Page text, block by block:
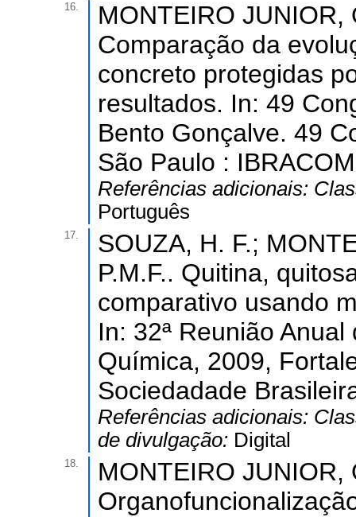
16.
MONTEIRO JUNIOR,
Comparação da
concreto protegidas
resultados. In: 49
Bento Gonçalve. 49
São Paulo :
Referências adicionais:
Português
17.
SOUZA, H. F.;
P.M.F.. Quitina,
comparativo usando
In: 32ª Reunião
Química, 2009,
Sociedadade
Referências adicionais:
de divulgação: Digital
18.
MONTEIRO JUNIOR,